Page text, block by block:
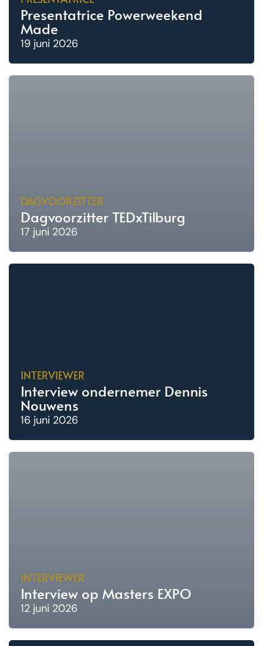
Presentatrice Powerweekend
Made
19 juni 2026
DAGVOORZITTER
Dagvoorzitter TEDxTilburg
17 juni 2026
INTERVIEWER
Interview ondernemer Dennis
Nouwens
16 juni 2026
INTERVIEWER
Interview op Masters EXPO
12 juni 2026